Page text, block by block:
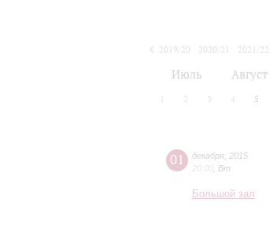
2019/20
2020/21 2021/22
Июль Август
2 3 4 5
01 декабря 2015
20:00 Вт
Большой зал